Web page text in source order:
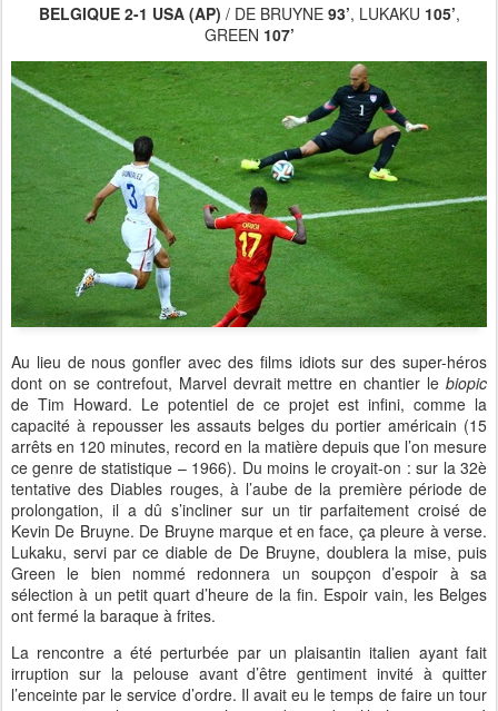
BELGIQUE 2-1 USA (AP) / DE BRUYNE 93’, LUKAKU 105’,
GREEN 107’
Au lieu de nous gonfler avec des films idiots sur des super-héros
dont on se contrefout, Marvel devrait mettre en chantier le biopic
de Tim Howard. Le potentiel de ce projet est infini, comme la
capacité à repousser les assauts belges du portier américain (15
arrêts en 120 minutes, record en la matière depuis que l’on mesure
ce genre de statistique – 1966). Du moins le croyait-on : sur la 32è
tentative des Diables rouges, à l’aube de la première période de
prolongation, il a dû s’incliner sur un tir parfaitement croisé de
Kevin De Bruyne. De Bruyne marque et en face, ça pleure à verse.
Lukaku, servi par ce diable de De Bruyne, doublera la mise, puis
Green le bien nommé redonnera un soupçon d’espoir à sa
sélection à un petit quart d’heure de la fin. Espoir vain, les Belges
ont fermé la baraque à frites.
La rencontre a été perturbée par un plaisantin italien ayant fait
irruption sur la pelouse avant d’être gentiment invité à quitter
l’enceinte par le service d’ordre. Il avait eu le temps de faire un tour